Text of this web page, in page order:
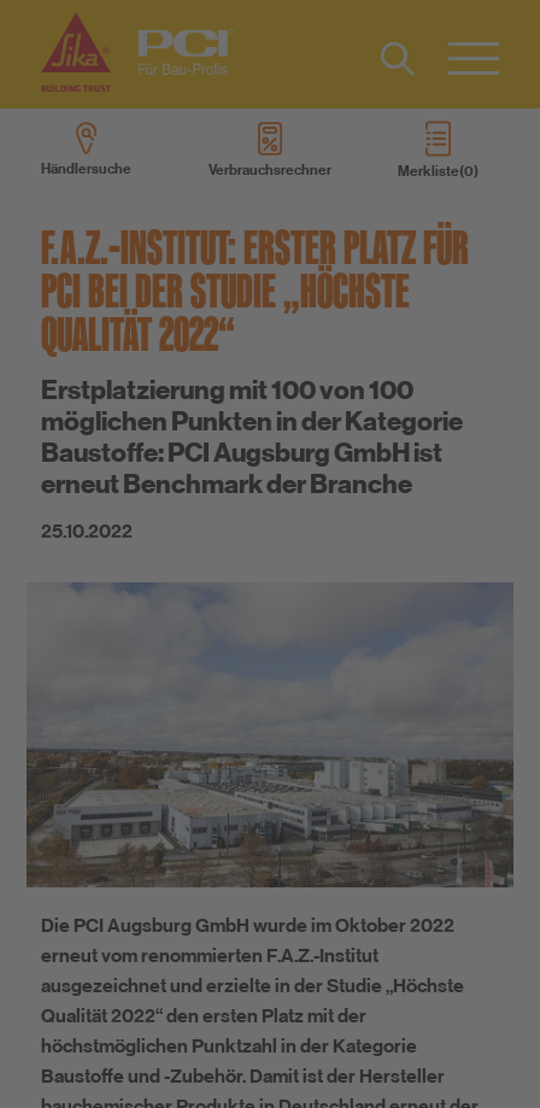
Produktsysteme
Services
Wissen
Über uns
Nachhaltigkeit
Type 2 or
more
Händlersuche Verbrauchsrechner Merkliste
Kontakt
EN
F.A.Z.-INSTITUT: ERSTER PLATZ FÜR
PCI BEI DER STUDIE „HÖCHSTE
QUALITÄT 2022“
Erstplatzierung mit 100 von 100
möglichen Punkten in der Kategorie
Baustoffe: PCI Augsburg GmbH ist
erneut Benchmark der Branche
25.10.2022
Die PCI Augsburg GmbH wurde im Oktober 2022
erneut vom renommierten F.A.Z.-Institut
ausgezeichnet und erzielte in der Studie „Höchste
Qualität 2022“ den ersten Platz mit der
höchstmöglichen Punktzahl in der Kategorie
Baustoffe und -Zubehör. Damit ist der Hersteller